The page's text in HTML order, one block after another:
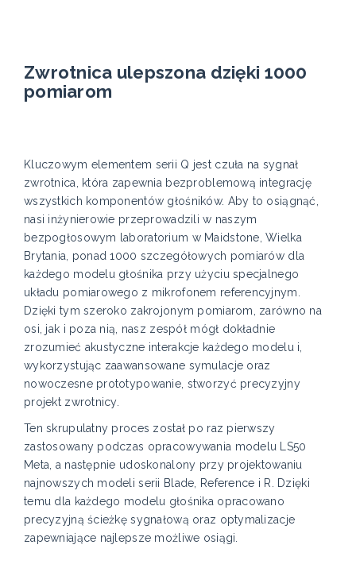
Zwrotnica ulepszona dzięki 1000
pomiarom
Kluczowym elementem serii Q jest czuła na sygnał
zwrotnica, która zapewnia bezproblemową integrację
wszystkich komponentów głośników. Aby to osiągnąć,
nasi inżynierowie przeprowadzili w naszym
bezpogłosowym laboratorium w Maidstone, Wielka
Brytania, ponad 1000 szczegółowych pomiarów dla
każdego modelu głośnika przy użyciu specjalnego
układu pomiarowego z mikrofonem referencyjnym.
Dzięki tym szeroko zakrojonym pomiarom, zarówno na
osi, jak i poza nią, nasz zespół mógł dokładnie
zrozumieć akustyczne interakcje każdego modelu i,
wykorzystując zaawansowane symulacje oraz
nowoczesne prototypowanie, stworzyć precyzyjny
projekt zwrotnicy.
Ten skrupulatny proces został po raz pierwszy
zastosowany podczas opracowywania modelu LS50
Meta, a następnie udoskonalony przy projektowaniu
najnowszych modeli serii Blade, Reference i R. Dzięki
temu dla każdego modelu głośnika opracowano
precyzyjną ścieżkę sygnałową oraz optymalizacje
zapewniające najlepsze możliwe osiągi.